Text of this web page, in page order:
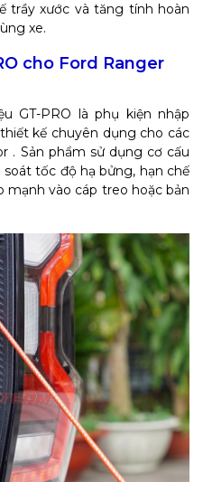
trầy xước và tăng tính hoàn
xe.
cho Ford Ranger
GT-PRO là phụ kiện nhập
kế chuyên dụng cho các
. Sản phẩm sử dụng cơ cấu
tốc độ hạ bửng, hạn chế
vào cáp treo hoặc bản